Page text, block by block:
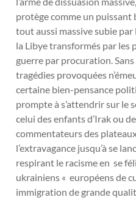
protège comme un
tout aussi massive subie par
la Libye transformés par les
guerre par procuration.
tragédies provoquées
certaine bien-pensance
prompte à s’attendrir sur le
celui des enfants d’Irak ou
commentateurs des
l’extravagance jusqu’à se
respirant le racisme en se
ukrainiens « européens de
immigration de grande